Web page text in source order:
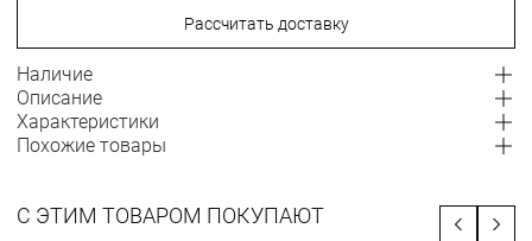
Рассчитать доставку
Наличие
Описание
Характеристики
Похожие товары
С ЭТИМ ТОВАРОМ ПОКУПАЮТ